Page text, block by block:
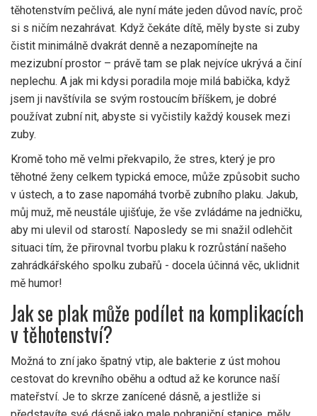
těhotenstvím pečlivá, ale nyní máte jeden důvod navíc, proč
si s ničím nezahrávat. Když čekáte dítě, měly byste si zuby
čistit minimálně dvakrát denně a nezapomínejte na
mezizubní prostor – právě tam se plak nejvíce ukrývá a činí
neplechu. A jak mi kdysi poradila moje milá babička, když
jsem ji navštívila se svým rostoucím bříškem, je dobré
používat zubní nit, abyste si vyčistily každý kousek mezi
zuby.
Kromě toho mě velmi překvapilo, že stres, který je pro
těhotné ženy celkem typická emoce, může způsobit sucho
v ústech, a to zase napomáhá tvorbě zubního plaku. Jakub,
můj muž, mě neustále ujišťuje, že vše zvládáme na jedničku,
aby mi ulevil od starostí. Naposledy se mi snažil odlehčit
situaci tím, že přirovnal tvorbu plaku k rozrůstání našeho
zahrádkářského spolku zubařů - docela účinná věc, uklidnit
mě humor!
Jak se plak může podílet na komplikacích
v těhotenství?
Možná to zní jako špatný vtip, ale bakterie z úst mohou
cestovat do krevního oběhu a odtud až ke korunce naší
mateřství. Je to skrze zanícené dásně, a jestliže si